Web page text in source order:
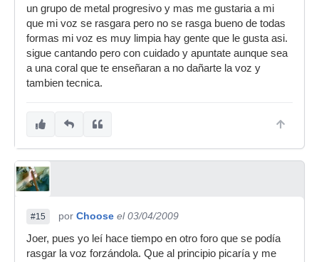
un grupo de metal progresivo y mas me gustaria a mi
que mi voz se rasgara pero no se rasga bueno de todas
formas mi voz es muy limpia hay gente que le gusta asi.
sigue cantando pero con cuidado y apuntate aunque sea
a una coral que te enseñaran a no dañarte la voz y
tambien tecnica.
#15 por Choose el 03/04/2009
Joer, pues yo leí hace tiempo en otro foro que se podía
rasgar la voz forzándola. Que al principio picaría y me